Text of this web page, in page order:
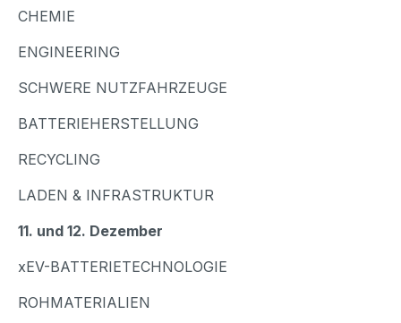
CHEMIE
ENGINEERING
SCHWERE NUTZFAHRZEUGE
BATTERIEHERSTELLUNG
RECYCLING
LADEN & INFRASTRUKTUR
11. und 12. Dezember
xEV-BATTERIETECHNOLOGIE
ROHMATERIALIEN